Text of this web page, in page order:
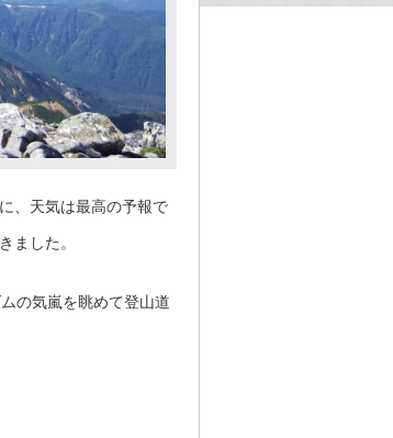
、天気は最高の予報で
ました。
の気嵐を眺めて登山道